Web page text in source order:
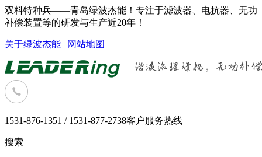
双料特种兵——青岛绿波杰能！专注于滤波器、电抗器、无功
补偿装置等的研发与生产近20年！
关于绿波杰能 | 网站地图
1531-876-1351 / 1531-877-2738客户服务热线
搜索